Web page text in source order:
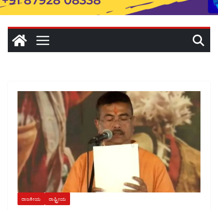
ರಾಜಕೀಯ ರಾಷ್ಟ್ರೀಯ